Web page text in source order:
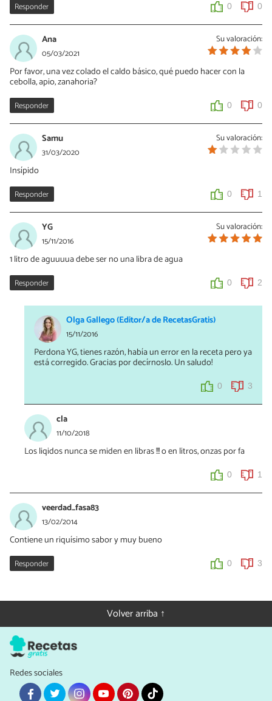
Responder 0 0
Su valoración:
Ana
05/03/2021
Por favor, una vez colado el caldo básico, qué puedo hacer con la
cebolla, apio, zanahoria?
Responder 0 0
Su valoración:
Samu
31/03/2020
Insípido
Responder 0 1
Su valoración:
YG
15/11/2016
1 litro de aguuuua debe ser no una libra de agua
Responder 0 2
Olga Gallego (Editor/a de RecetasGratis)
15/11/2016
Perdona YG, tienes razón, había un error en la receta pero ya
está corregido. Gracias por decírnoslo. Un saludo!
0 3
cla
11/10/2018
Los liqidos nunca se miden en libras !!! o en litros, onzas por fa
0 1
veerdad_fasa83
13/02/2014
Contiene un riquísimo sabor y muy bueno
Responder 0 3
Volver arriba ↑
Redes sociales